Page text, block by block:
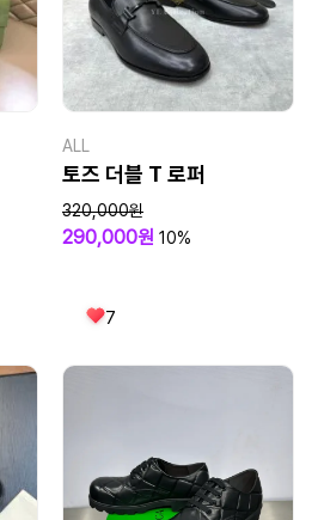
ALL
토즈 더블 T 로퍼
320,000원
290,000원 10%
7